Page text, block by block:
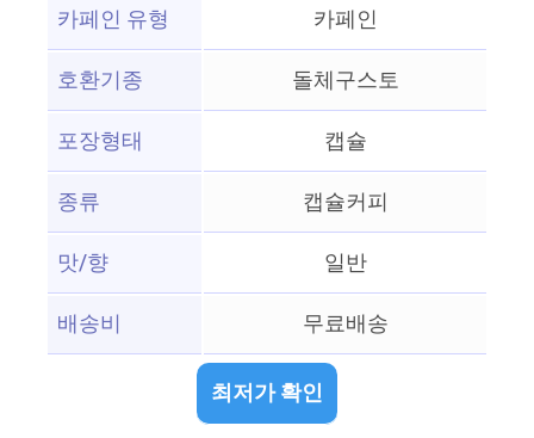
카페인 유형
카페인
호환기종
돌체구스토
포장형태
캡슐
종류
캡슐커피
맛/향
일반
배송비
무료배송
최저가 확인